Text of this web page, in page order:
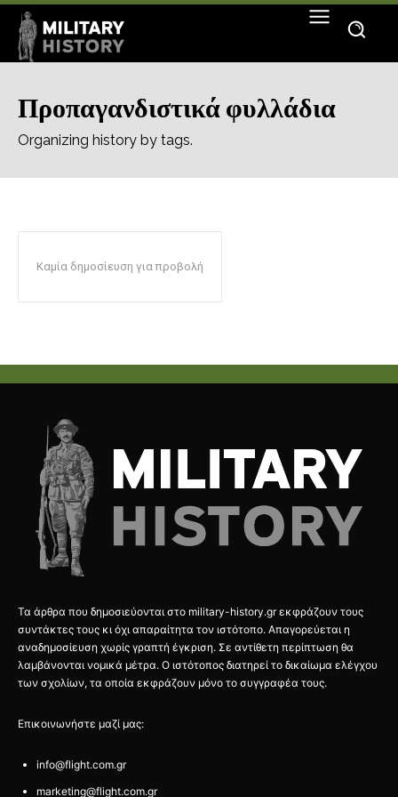
Προπαγανδιστικά φυλλάδια
Organizing history by tags.
Καμία δημοσίευση για προβολή
Τα άρθρα που δημοσιεύονται στο military-history.gr εκφράζουν τους
συντάκτες τους κι όχι απαραίτητα τον ιστότοπο. Απαγορεύεται η
αναδημοσίευση χωρίς γραπτή έγκριση. Σε αντίθετη περίπτωση θα
λαμβάνονται νομικά μέτρα. Ο ιστότοπος διατηρεί το δικαίωμα ελέγχου
των σχολίων, τα οποία εκφράζουν μόνο το συγγραφέα τους.
Επικοινωνήστε μαζί μας:
info@flight.com.gr
marketing@flight.com.gr